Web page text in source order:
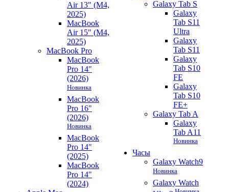
Air 13" (M4,
2025)
MacBook
Air 15" (M4,
2025)
MacBook Pro
MacBook
Pro 14"
(2026)
Новинка
MacBook
Pro 16"
(2026)
Новинка
MacBook
Pro 14"
(2025)
MacBook
Pro 14"
(2024)
Galaxy Tab S
Galaxy
Tab S11
Ultra
Galaxy
Tab S11
Galaxy
Tab S10
FE
Galaxy
Tab S10
FE+
Galaxy Tab A
Galaxy
Tab A11
Новинка
Часы
Galaxy Watch9
Новинка
Galaxy Watch